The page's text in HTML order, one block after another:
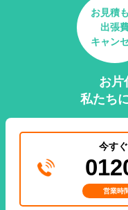
お見積
出張
キャン
お片
私たち
今すぐ
営業時